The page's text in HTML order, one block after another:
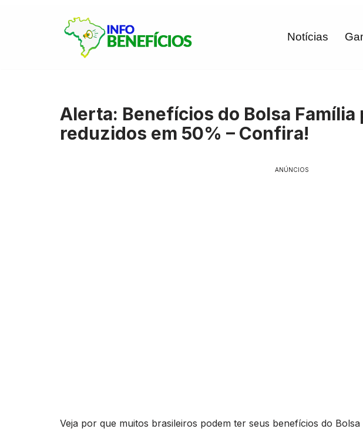
Notícias
Alerta: Benefícios do Bolsa Família
reduzidos em 50% – Confira!
ANÚNCIOS
Veja por que muitos brasileiros podem ter seus benefícios do